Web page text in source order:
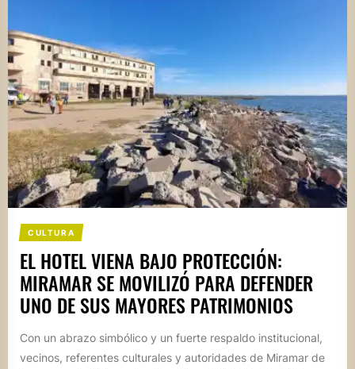
CULTURA
EL HOTEL VIENA BAJO PROTECCIÓN:
MIRAMAR SE MOVILIZÓ PARA DEFENDER
UNO DE SUS MAYORES PATRIMONIOS
Con un abrazo simbólico y un fuerte respaldo institucional,
vecinos, referentes culturales y autoridades de Miramar de